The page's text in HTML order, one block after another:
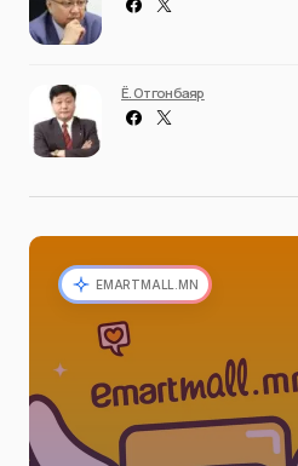
Ё. Отгонбаяр
EMARTMALL.MN